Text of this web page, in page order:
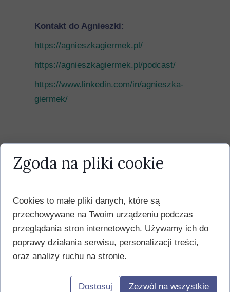
Kontakt do Agnieszki:
https://agnieszkagiermek.pl/
https://agnieszkagiermek.pl/podcast/
https://www.linkedin.com/in/agnieszka-
giermek/
Zgoda na pliki cookie
Cookies to małe pliki danych, które są
przechowywane na Twoim urządzeniu podczas
przeglądania stron internetowych. Używamy ich do
poprawy działania serwisu, personalizacji treści,
oraz analizy ruchu na stronie.
Dostosuj Zezwól na wszystkie